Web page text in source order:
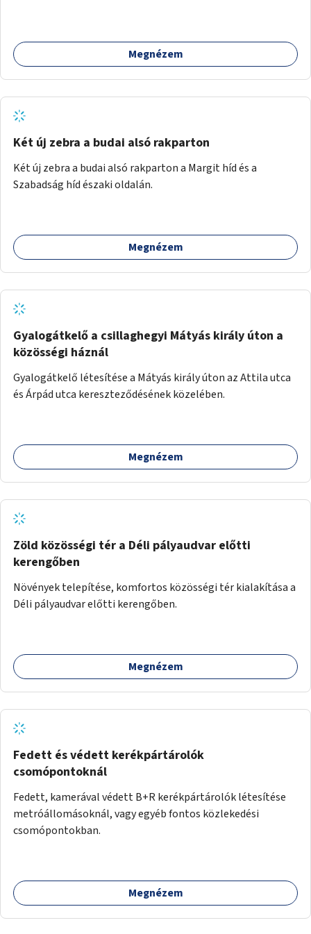
Megnézem
Két új zebra a budai alsó rakparton
Két új zebra a budai alsó rakparton a Margit híd és a
Szabadság híd északi oldalán.
Megnézem
Gyalogátkelő a csillaghegyi Mátyás király úton a
közösségi háznál
Gyalogátkelő létesítése a Mátyás király úton az Attila utca
és Árpád utca kereszteződésének közelében.
Megnézem
Zöld közösségi tér a Déli pályaudvar előtti
kerengőben
Növények telepítése, komfortos közösségi tér kialakítása a
Déli pályaudvar előtti kerengőben.
Megnézem
Fedett és védett kerékpártárolók
csomópontoknál
Fedett, kamerával védett B+R kerékpártárolók létesítése
metróállomásoknál, vagy egyéb fontos közlekedési
csomópontokban.
Megnézem